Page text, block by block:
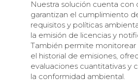
Nuestra solución cuenta con
garantizan el cumplimiento
requisitos y políticas
la emisión de licencias y
También permite monitorear
el historial de emisiones,
evaluaciones cuantitativas y
la conformidad ambiental.